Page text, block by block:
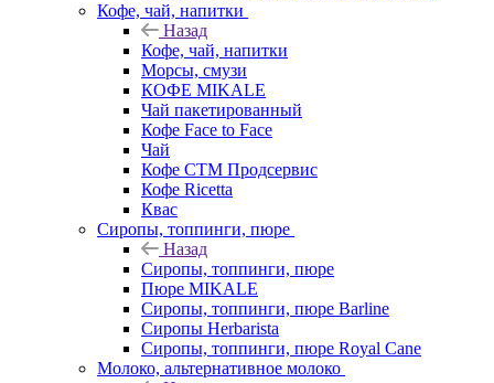
Кофе, чай, напитки
Назад
Кофе, чай, напитки
Морсы, смузи
КОФЕ MIKALE
Чай пакетированный
Кофе Face to Face
Чай
Кофе СТМ Продсервис
Кофе Ricetta
Квас
Сиропы, топпинги, пюре
Назад
Сиропы, топпинги, пюре
Пюре MIKALE
Сиропы, топпинги, пюре Barline
Сиропы Herbarista
Сиропы, топпинги, пюре Royal Cane
Молоко, альтернативное молоко